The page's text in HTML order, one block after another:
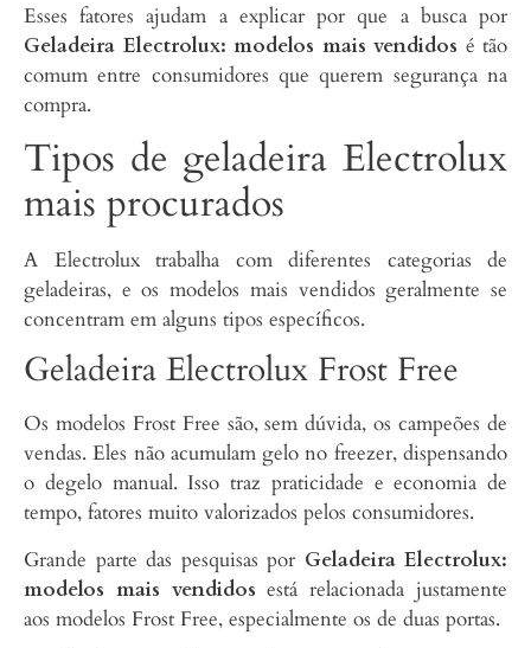
Esses fatores ajudam a explicar por que a busca por
Geladeira Electrolux: modelos mais vendidos é tão
comum entre consumidores que querem segurança na
compra.
Tipos de geladeira Electrolux
mais procurados
A Electrolux trabalha com diferentes categorias de
geladeiras, e os modelos mais vendidos geralmente se
concentram em alguns tipos específicos.
Geladeira Electrolux Frost Free
Os modelos Frost Free são, sem dúvida, os campeões de
vendas. Eles não acumulam gelo no freezer, dispensando
o degelo manual. Isso traz praticidade e economia de
tempo, fatores muito valorizados pelos consumidores.
Grande parte das pesquisas por Geladeira Electrolux:
modelos mais vendidos está relacionada justamente
aos modelos Frost Free, especialmente os de duas portas.